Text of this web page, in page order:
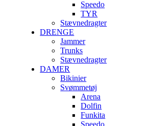
Speedo
TYR
Stævnedragter
DRENGE
Jammer
Trunks
Stævnedragter
DAMER
Bikinier
Svømmetøj
Arena
Dolfin
Funkita
Speedo